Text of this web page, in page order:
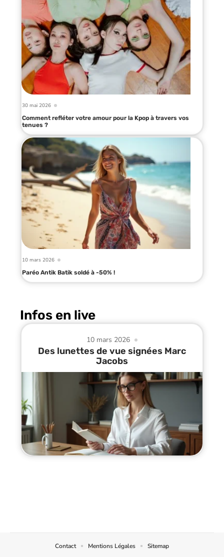
30 mai 2026
Comment refléter votre amour pour la Kpop à travers vos
tenues ?
10 mars 2026
Paréo Antik Batik soldé à -50% !
Infos en live
10 mars 2026
Des lunettes de vue signées Marc
Jacobs
Contact Mentions Légales Sitemap